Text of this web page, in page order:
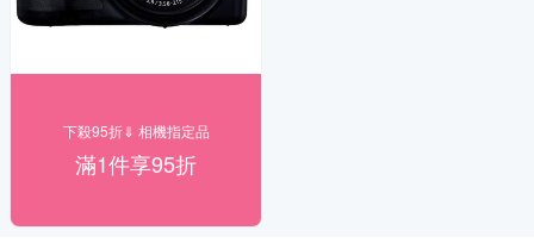
下殺95折⇓ 相機指定品
滿1件享95折